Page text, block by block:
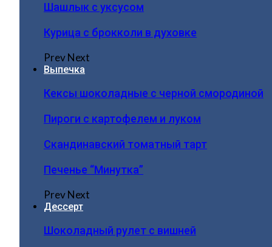
Шашлык с уксусом
Курица с брокколи в духовке
PrevNext
Выпечка
Кексы шоколадные с черной смородиной
Пироги c картофелем и луком
Скандинавский томатный тарт
Печенье “Минутка”
PrevNext
Дессерт
Шоколадный рулет с вишней